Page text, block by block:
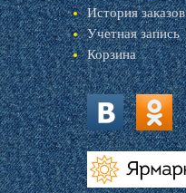
История заказов
Учетная запись
Корзина
vk.com ok.ru